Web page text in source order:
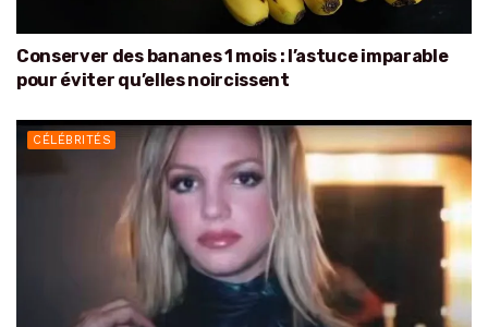
Conserver des bananes 1 mois : l’astuce imparable
pour éviter qu’elles noircissent
CÉLÉBRITÉS